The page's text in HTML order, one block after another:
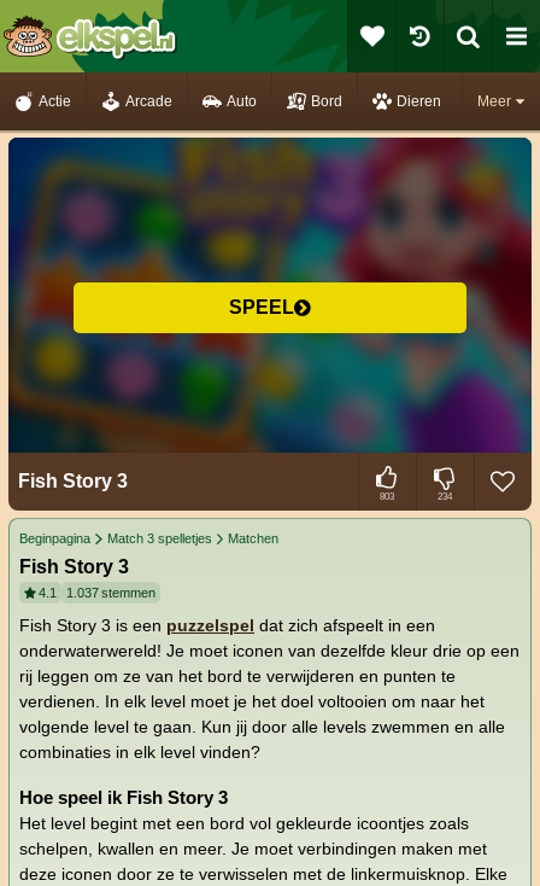
Meer
Actie Arcade Auto Bord Dieren
SPEEL
Fish Story 3
803 234
Beginpagina Match 3 spelletjes Matchen
Fish Story 3
4.1 1.037stemmen
Fish Story 3 is een puzzelspel dat zich afspeelt in een
onderwaterwereld! Je moet iconen van dezelfde kleur drie op een
rij leggen om ze van het bord te verwijderen en punten te
verdienen. In elk level moet je het doel voltooien om naar het
volgende level te gaan. Kun jij door alle levels zwemmen en alle
combinaties in elk level vinden?
Hoe speel ik Fish Story 3
Het level begint met een bord vol gekleurde icoontjes zoals
schelpen, kwallen en meer. Je moet verbindingen maken met
deze iconen door ze te verwisselen met de linkermuisknop. Elke